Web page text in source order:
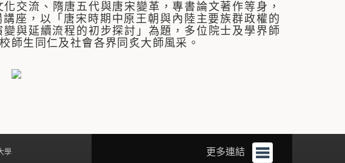
交流、隋唐五代與唐宋變革，專書論文著作等身，
座，以「唐宋時期中原王朝與內陸主要族群政權的
與延續流程的初步探討」為題，多位院士及學界師
師生同仁及社會各界同炙大師風采。
更多連結
學